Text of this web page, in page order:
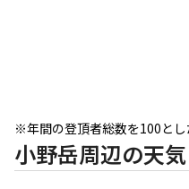
※年間の登頂者総数を100と
小野岳周辺の天気